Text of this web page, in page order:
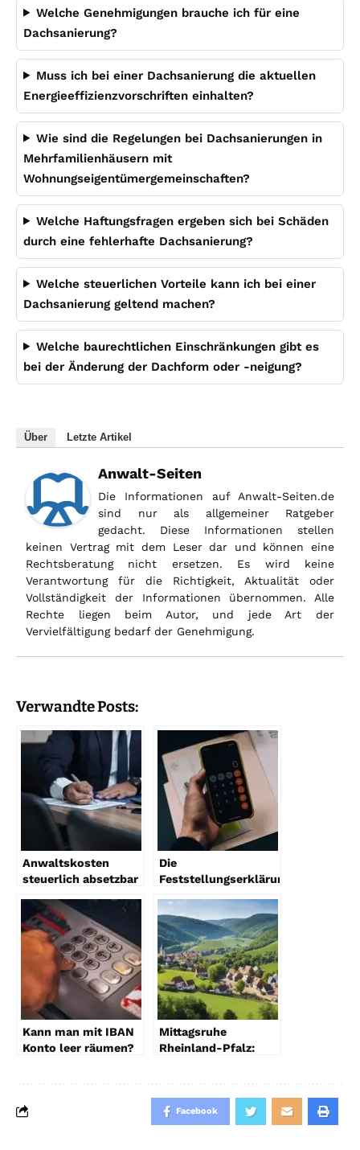
Welche Genehmigungen brauche ich für eine
Dachsanierung?
Muss ich bei einer Dachsanierung die aktuellen
Energieeffizienzvorschriften einhalten?
Wie sind die Regelungen bei Dachsanierungen in
Mehrfamilienhäusern mit
Wohnungseigentümergemeinschaften?
Welche Haftungsfragen ergeben sich bei Schäden
durch eine fehlerhafte Dachsanierung?
Welche steuerlichen Vorteile kann ich bei einer
Dachsanierung geltend machen?
Welche baurechtlichen Einschränkungen gibt es
bei der Änderung der Dachform oder -neigung?
Über Letzte Artikel
Anwalt-Seiten
Die Informationen auf Anwalt-Seiten.de
sind nur als allgemeiner Ratgeber
gedacht. Diese Informationen stellen
keinen Vertrag mit dem Leser dar und können eine
Rechtsberatung nicht ersetzen. Es wird keine
Verantwortung für die Richtigkeit, Aktualität oder
Vollständigkeit der Informationen übernommen. Alle
Rechte liegen beim Autor, und jede Art der
Vervielfältigung bedarf der Genehmigung.
Verwandte Posts:
Anwaltskosten
steuerlich absetzbar
gelten
Die
Feststellungserklärung:
Zuständigkeiten
Kann man mit IBAN
Konto leer räumen?
Mittagsruhe
Rheinland-Pfalz:
Facebook